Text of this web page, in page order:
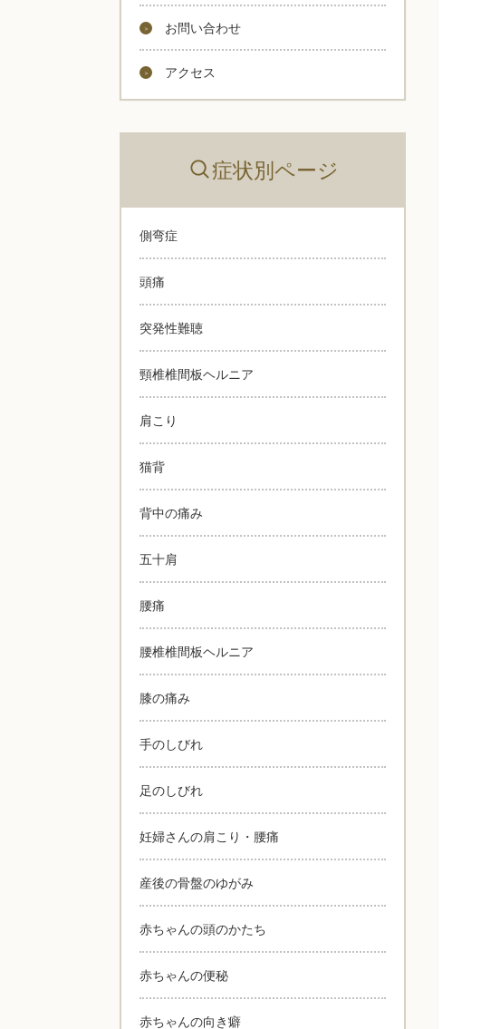
お問い合わせ
アクセス
症状別ページ
側弯症
頭痛
突発性難聴
頸椎椎間板ヘルニア
肩こり
猫背
背中の痛み
五十肩
腰痛
腰椎椎間板ヘルニア
膝の痛み
手のしびれ
足のしびれ
妊婦さんの肩こり・腰痛
産後の骨盤のゆがみ
赤ちゃんの頭のかたち
赤ちゃんの便秘
赤ちゃんの向き癖